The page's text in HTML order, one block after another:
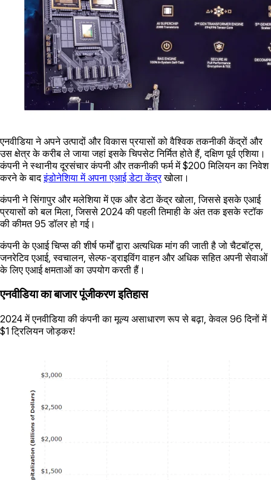
एनवीडिया ने अपने उत्पादों और विकास प्रयासों को वैश्विक तकनीकी केंद्रों और
उस क्षेत्र के करीब ले जाया जहां इसके चिपसेट निर्मित होते हैं, दक्षिण पूर्व एशिया।
कंपनी ने स्थानीय दूरसंचार कंपनी और तकनीकी फर्म में $200 मिलियन का निवेश
करने के बादइंडोनेशिया में अपना एआई डेटा केंद्रखोला।
कंपनी ने सिंगापुर और मलेशिया में एक और डेटा केंद्र खोला, जिससे इसके एआई
प्रयासों को बल मिला, जिससे 2024 की पहली तिमाही के अंत तक इसके स्टॉक
की कीमत 95 डॉलर हो गई।
कंपनी के एआई चिप्स की शीर्ष फर्मों द्वारा अत्यधिक मांग की जाती है जो चैटबॉट्स,
जनरेटिव एआई, स्वचालन, सेल्फ-ड्राइविंग वाहन और अधिक सहित अपनी सेवाओं
के लिए एआई क्षमताओं का उपयोग करती हैं।
एनवीडिया का बाजार पूंजीकरण इतिहास
2024 में एनवीडिया की कंपनी का मूल्य असाधारण रूप से बढ़ा, केवल 96 दिनों में
$1 ट्रिलियन जोड़कर!